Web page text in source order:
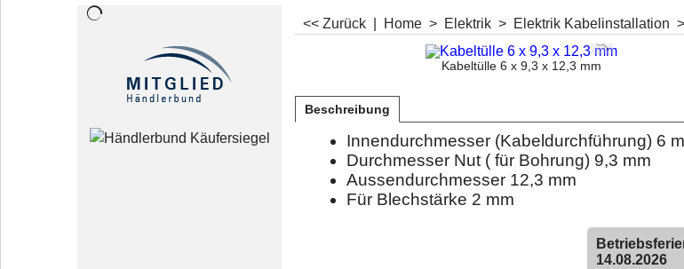
<< Zurück Home > Elektrik > Elektrik Kabelinstallation >
Kabeltülle 6 x 9,3 x 12,3 mm
Beschreibung
Innendurchmesser (Kabeldurchführung) 6
Durchmesser Nut ( für Bohrung) 9,3 mm
Aussendurchmesser 12,3 mm
Für Blechstärke 2 mm
14.08.2026